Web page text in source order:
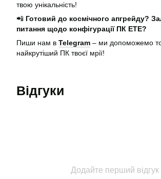
твою унікальність!
📲 Готовий до космічного апгрейду?
питання щодо конфігурації ПК ETE?
Пиши нам в Telegram – ми допоможемо
найкрутіший ПК твоєї мрії!
Відгуки
Додайте перший відгук